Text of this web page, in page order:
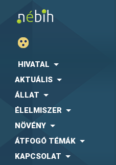
HIVATAL
AKTUÁLIS
ÁLLAT
ÉLELMISZER
NÖVÉNY
ÁTFOGÓ TÉMÁK
KAPCSOLAT